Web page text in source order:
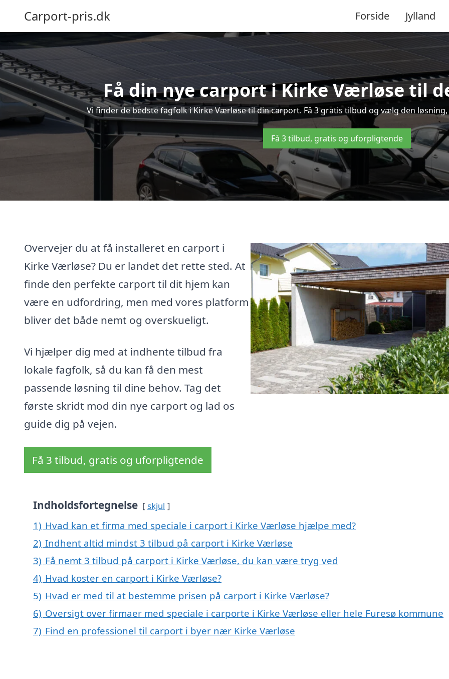
Carport-pris.dk Forside Jylland
Få din nye carport i Kirke Værløse til
Vi finder de bedste fagfolk i Kirke Værløse til din carport. Få 3 gratis tilbud og vælg den
Få 3 tilbud, gratis og uforpligtende
Overvejer du at få installeret en carport i
Kirke Værløse? Du er landet det rette sted. At
finde den perfekte carport til dit hjem kan
være en udfordring, men med vores platform
bliver det både nemt og overskueligt.
Vi hjælper dig med at indhente tilbud fra
lokale fagfolk, så du kan få den mest
passende løsning til dine behov. Tag det
første skridt mod din nye carport og lad os
guide dig på vejen.
Få 3 tilbud, gratis og uforpligtende
Indholdsfortegnelse skjul
1) Hvad kan et firma med speciale i carport i Kirke Værløse hjælpe med?
2) Indhent altid mindst 3 tilbud på carport i Kirke Værløse
3) Få nemt 3 tilbud på carport i Kirke Værløse, du kan være tryg ved
4) Hvad koster en carport i Kirke Værløse?
5) Hvad er med til at bestemme prisen på carport i Kirke Værløse?
6) Oversigt over firmaer med speciale i carporte i Kirke Værløse eller hele Furesø kommune
7) Find en professionel til carport i byer nær Kirke Værløse